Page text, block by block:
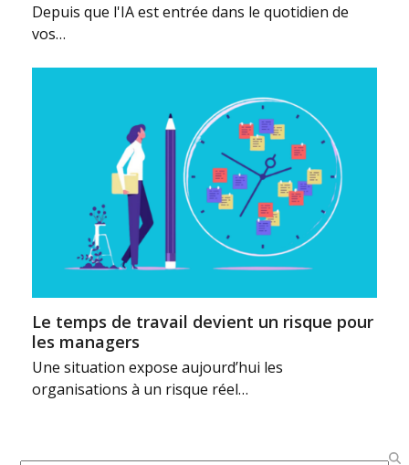
Depuis que l'IA est entrée dans le quotidien de
vos…
Le temps de travail devient un risque pour
les managers
Une situation expose aujourd’hui les
organisations à un risque réel…